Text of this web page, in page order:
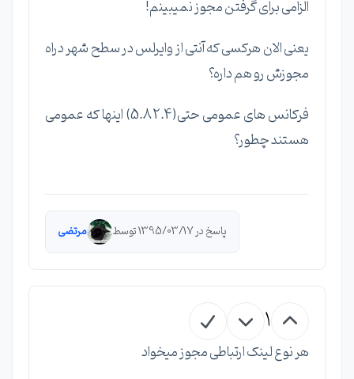
الزامی برای گرفتن مجوز نمیبینم!
یعنی الان هرکسی که آنتی از وایرلس در سطح شهر دراه
مجوزش رو هم داره؟
فرکانس های عمومی حتی(2.4 5.8) اینها که عمومی
هستند چطور؟
پاسخ در 1395/03/17 توسط مرتضی
1
هر نوع لینک ارتباطی مجوز میخواد